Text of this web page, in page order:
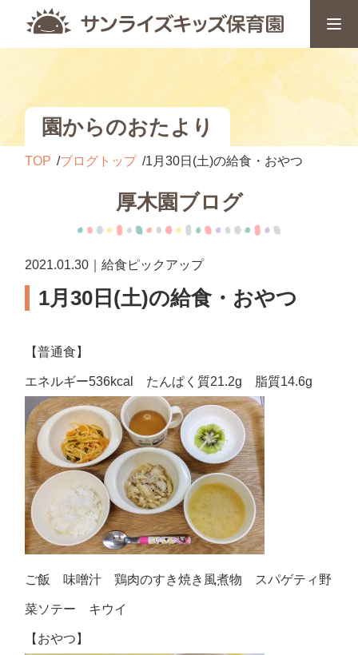
園からのおたより
TOP ブログトップ 1月30日(土)の給食・おやつ
厚木園ブログ
2021.01.30｜給食ピックアップ
1月30日(土)の給食・おやつ
【普通食】
エネルギー536kcal たんぱく質21.2g 脂質14.6g
ご飯 味噌汁 鶏肉のすき焼き風煮物 スパゲティ野
菜ソテー キウイ
【おやつ】